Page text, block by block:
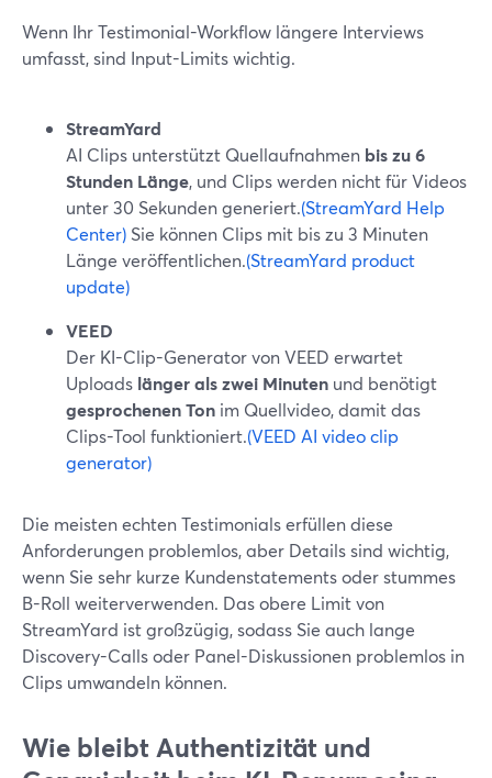
Wenn Ihr Testimonial-Workflow längere Interviews
umfasst, sind Input-Limits wichtig.
StreamYard
AI Clips unterstützt Quellaufnahmen bis zu 6
Stunden Länge, und Clips werden nicht für Videos
unter 30 Sekunden generiert.(StreamYard Help
Center) Sie können Clips mit bis zu 3 Minuten
Länge veröffentlichen.(StreamYard product
update)
VEED
Der KI-Clip-Generator von VEED erwartet
Uploads länger als zwei Minuten und benötigt
gesprochenen Ton im Quellvideo, damit das
Clips-Tool funktioniert.(VEED AI video clip
generator)
Die meisten echten Testimonials erfüllen diese
Anforderungen problemlos, aber Details sind wichtig,
wenn Sie sehr kurze Kundenstatements oder stummes
B-Roll weiterverwenden. Das obere Limit von
StreamYard ist großzügig, sodass Sie auch lange
Discovery-Calls oder Panel-Diskussionen problemlos in
Clips umwandeln können.
Wie bleibt Authentizität und